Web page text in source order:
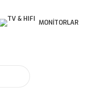
MONITORLAR